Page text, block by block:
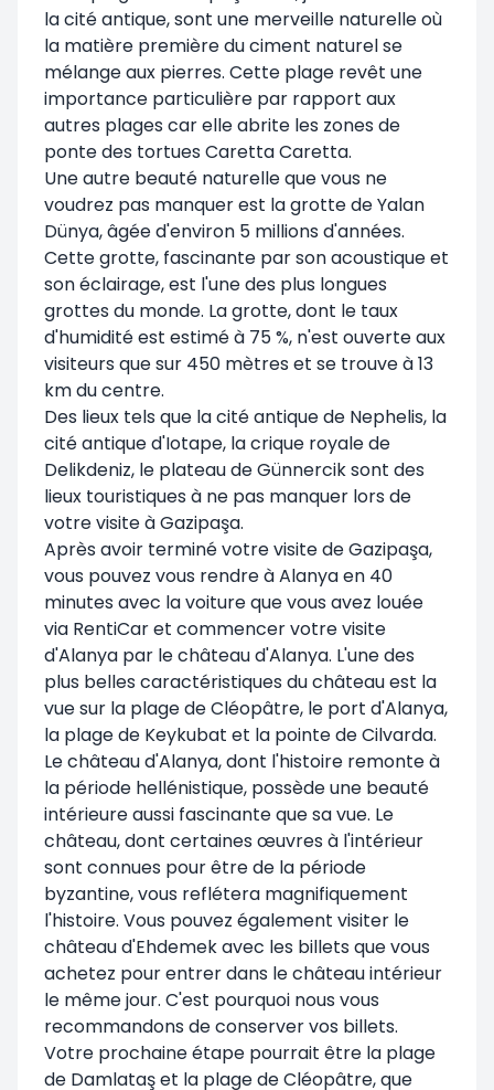
la cité antique, sont une merveille naturelle où
la matière première du ciment naturel se
mélange aux pierres. Cette plage revêt une
importance particulière par rapport aux
autres plages car elle abrite les zones de
ponte des tortues Caretta Caretta.
Une autre beauté naturelle que vous ne
voudrez pas manquer est la grotte de Yalan
Dünya, âgée d'environ 5 millions d'années.
Cette grotte, fascinante par son acoustique et
son éclairage, est l'une des plus longues
grottes du monde. La grotte, dont le taux
d'humidité est estimé à 75 %, n'est ouverte aux
visiteurs que sur 450 mètres et se trouve à 13
km du centre.
Des lieux tels que la cité antique de Nephelis, la
cité antique d'Iotape, la crique royale de
Delikdeniz, le plateau de Günnercik sont des
lieux touristiques à ne pas manquer lors de
votre visite à Gazipaşa.
Après avoir terminé votre visite de Gazipaşa,
vous pouvez vous rendre à Alanya en 40
minutes avec la voiture que vous avez louée
via RentiCar et commencer votre visite
d'Alanya par le château d'Alanya. L'une des
plus belles caractéristiques du château est la
vue sur la plage de Cléopâtre, le port d'Alanya,
la plage de Keykubat et la pointe de Cilvarda.
Le château d'Alanya, dont l'histoire remonte à
la période hellénistique, possède une beauté
intérieure aussi fascinante que sa vue. Le
château, dont certaines œuvres à l'intérieur
sont connues pour être de la période
byzantine, vous reflétera magnifiquement
l'histoire. Vous pouvez également visiter le
château d'Ehdemek avec les billets que vous
achetez pour entrer dans le château intérieur
le même jour. C'est pourquoi nous vous
recommandons de conserver vos billets.
Votre prochaine étape pourrait être la plage
de Damlataş et la plage de Cléopâtre, que